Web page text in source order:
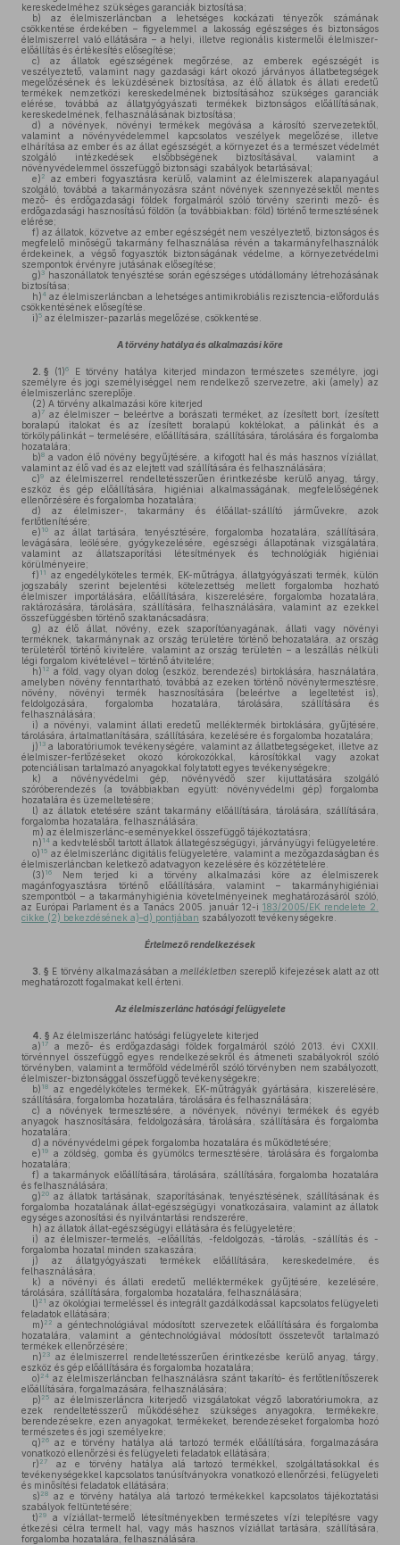
kereskedelméhez szükséges garanciák biztosítása;
b) az élelmiszerláncban a lehetséges kockázati tényezők számának
csökkentése érdekében – figyelemmel a lakosság egészséges és biztonságos
élelmiszerrel való ellátására – a helyi, illetve regionális kistermelői élelmiszer-
előállítás és értékesítés elősegítése;
c) az állatok egészségének megőrzése, az emberek egészségét is
veszélyeztető, valamint nagy gazdasági kárt okozó járványos állatbetegségek
megelőzésének és leküzdésének biztosítása, az élő állatok és állati eredetű
termékek nemzetközi kereskedelmének biztosításához szükséges garanciák
elérése, továbbá az állatgyógyászati termékek biztonságos előállításának,
kereskedelmének, felhasználásának biztosítása;
d) a növények, növényi termékek megóvása a károsító szervezetektől,
valamint a növényvédelemmel kapcsolatos veszélyek megelőzése, illetve
elhárítása az ember és az állat egészségét, a környezet és a természet védelmét
szolgáló intézkedések elsőbbségének biztosításával, valamint a
növényvédelemmel összefüggő biztonsági szabályok betartásával;
e) 2
az emberi fogyasztásra kerülő, valamint az élelmiszerek alapanyagául
szolgáló, továbbá a takarmányozásra szánt növények szennyezésektől mentes
mező- és erdőgazdasági földek forgalmáról szóló törvény szerinti mező- és
erdőgazdasági hasznosítású földön (a továbbiakban: föld) történő termesztésének
elérése;
f) az állatok, közvetve az ember egészségét nem veszélyeztető, biztonságos és
megfelelő minőségű takarmány felhasználása révén a takarmányfelhasználók
érdekeinek, a végső fogyasztók biztonságának védelme, a környezetvédelmi
szempontok érvényre jutásának elősegítése;
g) 3 haszonállatok tenyésztése során egészséges utódállomány létrehozásának
biztosítása;
h)4 az élelmiszerláncban a lehetséges antimikrobiális rezisztencia-előfordulás
csökkentésének elősegítése.
i)5 az élelmiszer-pazarlás megelőzése, csökkentése.
A törvény hatálya és alkalmazási köre
2. § (1)6
E törvény hatálya kiterjed mindazon természetes személyre, jogi
személyre és jogi személyiséggel nem rendelkező szervezetre, aki (amely) az
élelmiszerlánc szereplője.
(2) A törvény alkalmazási köre kiterjed
a)7 az élelmiszer – beleértve a borászati terméket, az ízesített bort, ízesített
boralapú italokat és az ízesített boralapú koktélokat, a pálinkát és a
törkölypálinkát – termelésére, előállítására, szállítására, tárolására és forgalomba
hozatalára;
b)8 a vadon élő növény begyűjtésére, a kifogott hal és más hasznos víziállat,
valamint az élő vad és az elejtett vad szállítására és felhasználására;
c)9
az élelmiszerrel rendeltetésszerűen érintkezésbe kerülő anyag, tárgy,
eszköz és gép előállítására, higiéniai alkalmasságának, megfelelőségének
ellenőrzésére és forgalomba hozatalára;
d) az élelmiszer-, takarmány és élőállat-szállító járművekre, azok
fertőtlenítésére;
e) 10
az állat tartására, tenyésztésére, forgalomba hozatalára, szállítására,
levágására, leölésére, gyógykezelésére, egészségi állapotának vizsgálatára,
valamint az állatszaporítási létesítmények és technológiák higiéniai
körülményeire;
f) 11
az engedélyköteles termék, EK-műtrágya, állatgyógyászati termék, külön
jogszabály szerint bejelentési kötelezettség mellett forgalomba hozható
élelmiszer importálására, előállítására, kiszerelésére, forgalomba hozatalára,
raktározására, tárolására, szállítására, felhasználására, valamint az ezekkel
összefüggésben történő szaktanácsadásra;
g) az élő állat, növény, ezek szaporítóanyagának, állati vagy növényi
terméknek, takarmánynak az ország területére történő behozatalára, az ország
területéről történő kivitelére, valamint az ország területén – a leszállás nélküli
légi forgalom kivételével – történő átvitelére;
h) 12 a föld, vagy olyan dolog (eszköz, berendezés) birtoklására, használatára,
amelyben növény fenntartható, továbbá az ezeken történő növénytermesztésre,
növény, növényi termék hasznosítására (beleértve a legeltetést is),
feldolgozására, forgalomba hozatalára, tárolására, szállítására és
felhasználására;
i) a növényi, valamint állati eredetű melléktermék birtoklására, gyűjtésére,
tárolására, ártalmatlanítására, szállítására, kezelésére és forgalomba hozatalára;
j) 13 a laboratóriumok tevékenységére, valamint az állatbetegségeket, illetve az
élelmiszer-fertőzéseket okozó kórokozókkal, károsítókkal vagy azokat
potenciálisan tartalmazó anyagokkal folytatott egyes tevékenységekre;
k) a növényvédelmi gép, növényvédő szer kijuttatására szolgáló
szóróberendezés (a továbbiakban együtt: növényvédelmi gép) forgalomba
hozatalára és üzemeltetésére;
l) az állatok etetésére szánt takarmány előállítására, tárolására, szállítására,
forgalomba hozatalára, felhasználására;
m) az élelmiszerlánc-eseményekkel összefüggő tájékoztatásra;
n) 14 a kedvtelésből tartott állatok állategészségügyi, járványügyi felügyeletére.
o) 15 az élelmiszerlánc digitális felügyeletére, valamint a mezőgazdaságban és
élelmiszerláncban keletkező adatvagyon kezelésére és közzétételére.
(3) 16
Nem terjed ki a törvény alkalmazási köre az élelmiszerek
magánfogyasztásra történő előállítására, valamint – takarmányhigiéniai
szempontból – a takarmányhigiénia követelményeinek meghatározásáról szóló,
az Európai Parlament és a Tanács 2005. január 12-i 183/2005/EK rendelete 2.
cikke (2) bekezdésének a)–d) pontjában szabályozott tevékenységekre.
Értelmező rendelkezések
3. § E törvény alkalmazásában a mellékletben szereplő kifejezések alatt az ott
meghatározott fogalmakat kell érteni.
Az élelmiszerlánc hatósági felügyelete
4. § Az élelmiszerlánc hatósági felügyelete kiterjed
a) 17
a mező- és erdőgazdasági földek forgalmáról szóló 2013. évi CXXII.
törvénnyel összefüggő egyes rendelkezésekről és átmeneti szabályokról szóló
törvényben, valamint a termőföld védelméről szóló törvényben nem szabályozott,
élelmiszer-biztonsággal összefüggő tevékenységekre;
b) 18
az engedélyköteles termékek, EK-műtrágyák gyártására, kiszerelésére,
szállítására, forgalomba hozatalára, tárolására és felhasználására;
c) a növények termesztésére, a növények, növényi termékek és egyéb
anyagok hasznosítására, feldolgozására, tárolására, szállítására és forgalomba
hozatalára;
d) a növényvédelmi gépek forgalomba hozatalára és működtetésére;
e) 19
a zöldség, gomba és gyümölcs termesztésére, tárolására és forgalomba
hozatalára;
f) a takarmányok előállítására, tárolására, szállítására, forgalomba hozatalára
és felhasználására;
g) 20 az állatok tartásának, szaporításának, tenyésztésének, szállításának és
forgalomba hozatalának állat-egészségügyi vonatkozásaira, valamint az állatok
egységes azonosítási és nyilvántartási rendszerére,
h) az állatok állat-egészségügyi ellátására és felügyeletére;
i) az élelmiszer-termelés, -előállítás, -feldolgozás, -tárolás, -szállítás és -
forgalomba hozatal minden szakaszára;
j) az állatgyógyászati termékek előállítására, kereskedelmére, és
felhasználására;
k) a növényi és állati eredetű melléktermékek gyűjtésére, kezelésére,
tárolására, szállítására, forgalomba hozatalára, felhasználására;
l) 21 az ökológiai termeléssel és integrált gazdálkodással kapcsolatos felügyeleti
feladatok ellátására;
m) 22
a géntechnológiával módosított szervezetek előállítására és forgalomba
hozatalára, valamint a géntechnológiával módosított összetevőt tartalmazó
termékek ellenőrzésére;
n) 23
az élelmiszerrel rendeltetésszerűen érintkezésbe kerülő anyag, tárgy,
eszköz és gép előállítására és forgalomba hozatalára;
o) 24 az élelmiszerláncban felhasználásra szánt takarító- és fertőtlenítőszerek
előállítására, forgalmazására, felhasználására;
p) 25
az élelmiszerláncra kiterjedő vizsgálatokat végző laboratóriumokra, az
ezek rendeltetésszerű működéséhez szükséges anyagokra, termékekre,
berendezésekre, ezen anyagokat, termékeket, berendezéseket forgalomba hozó
természetes és jogi személyekre;
q) 26
az e törvény hatálya alá tartozó termék előállítására, forgalmazására
vonatkozó ellenőrzési és felügyeleti feladatok ellátására;
r) 27
az e törvény hatálya alá tartozó termékkel, szolgáltatásokkal és
tevékenységekkel kapcsolatos tanúsítványokra vonatkozó ellenőrzési, felügyeleti
és minősítési feladatok ellátására;
s) 28
az e törvény hatálya alá tartozó termékekkel kapcsolatos tájékoztatási
szabályok feltüntetésére;
t) 29
a víziállat-termelő létesítményekben természetes vízi telepítésre vagy
étkezési célra termelt hal, vagy más hasznos víziállat tartására, szállítására,
forgalomba hozatalára, felhasználására.